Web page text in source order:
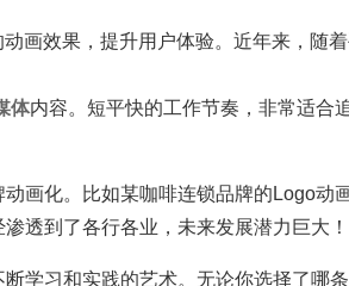
画效果，提升用户体验。近年来，随
体内容。短平快的工作节奏，非常适合
画化。比如某咖啡连锁品牌的Logo动
透到了各行各业，未来发展潜力巨大
学习和实践的艺术。无论你选择了哪